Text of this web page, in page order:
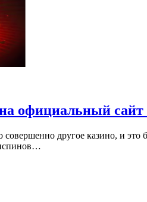
официальный сайт
другое казино, и